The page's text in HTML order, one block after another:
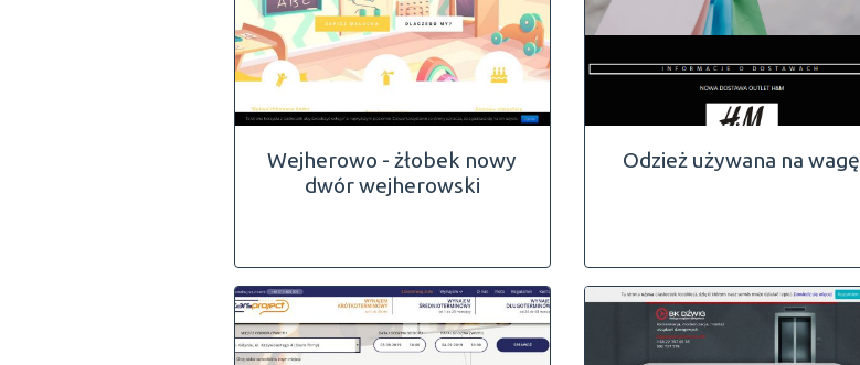
Wejherowo - żłobek nowy
dwór wejherowski
Odzież używana na wagę